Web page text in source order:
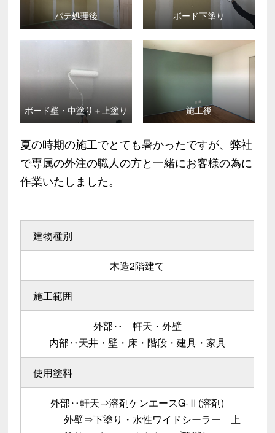
パテ処理後 ボード下塗り
ボード壁・中塗り＋上塗り 施工後
夏の時期の施工でとても暑かったですが、弊社
で専属の外注の職人の方と一緒にお客様の為に
作業いたしました。
建物種別
木造2階建て
施工範囲
外部‥ 軒天・外壁
内部‥天井・壁・床・階段・建具・家具
使用塗料
外部‥軒天⇒溶剤ケンエースG-Ⅱ(溶剤)
外壁⇒下塗り・水性ワイドシーラー 上